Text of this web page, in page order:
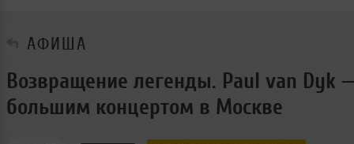
АФИША
Возвращение легенды. Paul van Dyk
большим концертом в Москве